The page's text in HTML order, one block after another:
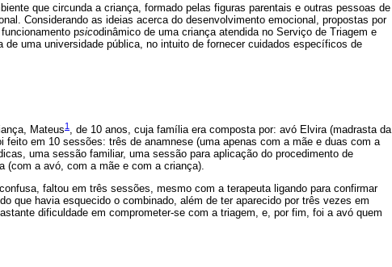
que circunda a criança, formado pelas figuras parentais e outras pessoas de
Considerando as ideias acerca do desenvolvimento emocional, propostas por
psicodinâmico de uma criança atendida no Serviço de Triagem e
uma universidade pública, no intuito de fornecer cuidados específicos de
Mateus1
, de 10 anos, cuja família era composta por: avó Elvira (madrasta da
feito em 10 sessões: três de anamnese (uma apenas com a mãe e duas com a
uma sessão familiar, uma sessão para aplicação do procedimento de
(com a avó, com a mãe e com a criança).
faltou em três sessões, mesmo com a terapeuta ligando para confirmar
que havia esquecido o combinado, além de ter aparecido por três vezes em
dificuldade em comprometer-se com a triagem, e, por fim, foi a avó quem